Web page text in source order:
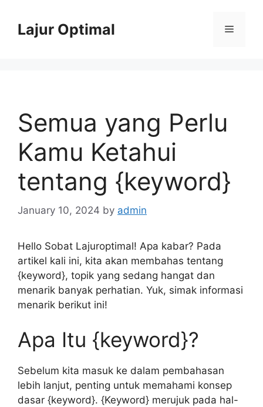
contentLajur Optimal Menu
Semua yang Perlu
Kamu Ketahui
tentang {keyword}
January 10, 2024 by admin
Hello Sobat Lajuroptimal! Apa kabar? Pada
artikel kali ini, kita akan membahas tentang
{keyword}, topik yang sedang hangat dan
menarik banyak perhatian. Yuk, simak informasi
menarik berikut ini!
Apa Itu {keyword}?
Sebelum kita masuk ke dalam pembahasan
lebih lanjut, penting untuk memahami konsep
dasar {keyword}. {Keyword} merujuk pada hal-